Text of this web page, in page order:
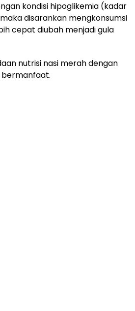
kondisi hipoglikemia (kadar
disarankan mengkonsumsi
cepat diubah menjadi gula
nutrisi nasi merah dengan
bermanfaat.